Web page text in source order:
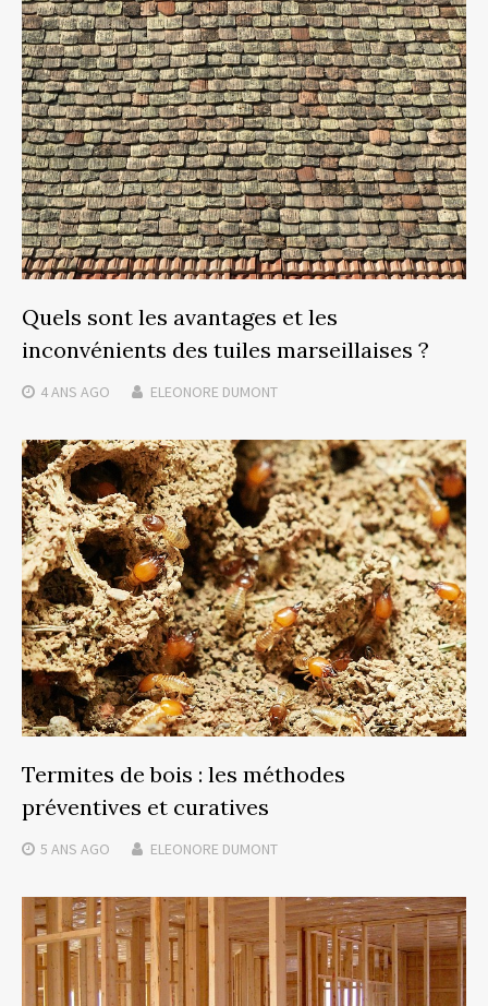
Quels sont les avantages et les
inconvénients des tuiles marseillaises ?
4 ANS AGO ELEONORE DUMONT
Termites de bois : les méthodes
préventives et curatives
5 ANS AGO ELEONORE DUMONT